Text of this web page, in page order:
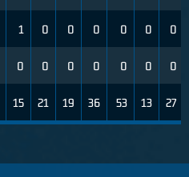
1 0 0 0 0 0 0
0 0 0 0 0 0 0
15 21 19 36 53 13 27